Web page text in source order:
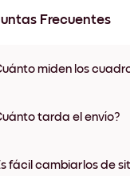
Frecuentes
miden los
y colores de
tarda el envío?
países. Te
fácil cambiarlos de